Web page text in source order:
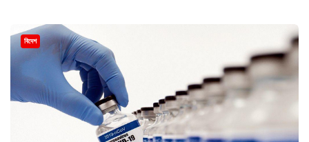
বিদেশ